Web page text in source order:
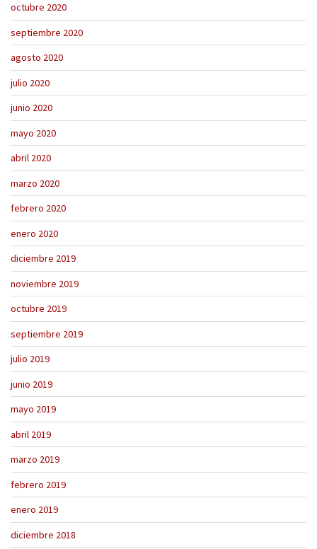
octubre 2020
septiembre 2020
agosto 2020
julio 2020
junio 2020
mayo 2020
abril 2020
marzo 2020
febrero 2020
enero 2020
diciembre 2019
noviembre 2019
octubre 2019
septiembre 2019
julio 2019
junio 2019
mayo 2019
abril 2019
marzo 2019
febrero 2019
enero 2019
diciembre 2018